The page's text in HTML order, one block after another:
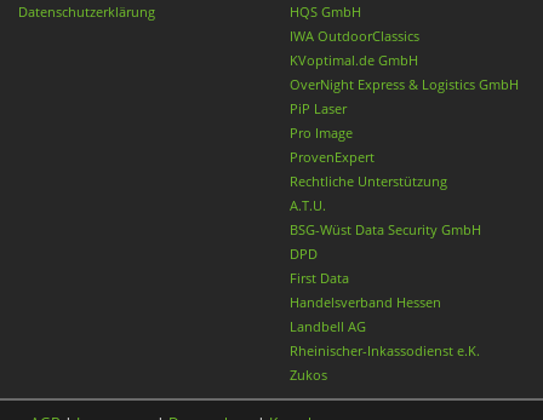
Datenschutzerklärung
HQS GmbH
IWA OutdoorClassics
KVoptimal.de GmbH
OverNight Express & Logistics GmbH
PiP Laser
Pro Image
ProvenExpert
Rechtliche Unterstützung
A.T.U.
BSG-Wüst Data Security GmbH
DPD
First Data
Handelsverband Hessen
Landbell AG
Rheinischer-Inkassodienst e.K.
Zukos